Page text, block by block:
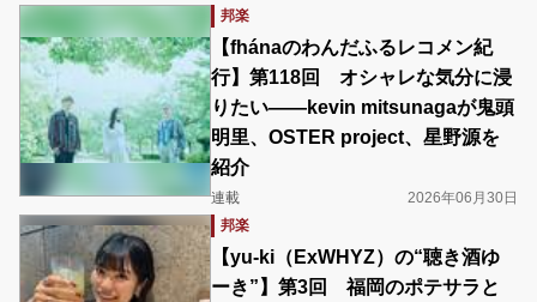
邦楽
【fhánaのわんだふるレコメン紀
行】第118回 オシャレな気分に浸
りたい――kevin mitsunagaが鬼頭
明里、OSTER project、星野源を
紹介
連載
2026年06月30日
邦楽
【yu-ki（ExWHYZ）の“聴き酒ゆ
ーき”】第3回 福岡のポテサラと